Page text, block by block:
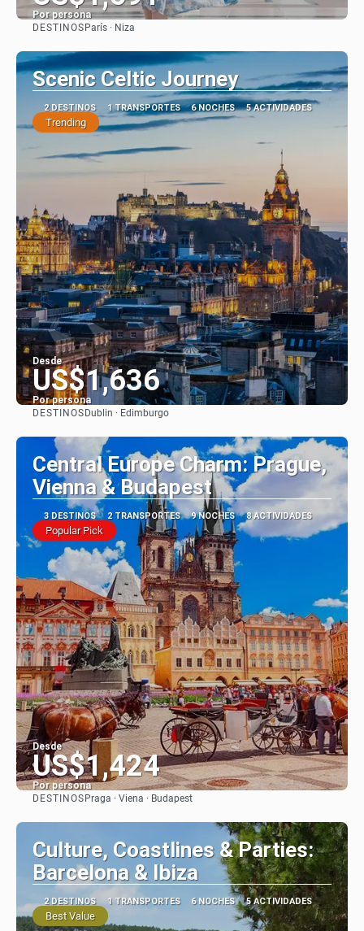
Por persona
DESTINOS París · Niza
Scenic Celtic Journey
2 DESTINOS 1 TRANSPORTES 6 NOCHES 5 ACTIVIDADES
Trending
Desde
US$1,636
Por persona
DESTINOS Dublin · Edimburgo
Central Europe Charm: Prague,
Vienna & Budapest
3 DESTINOS 2 TRANSPORTES 9 NOCHES 8 ACTIVIDADES
Popular Pick
Desde
US$1,424
Por persona
Ver
DESTINOS Praga · Viena · Budapest
Culture, Coastlines & Parties:
Barcelona & Ibiza
2 DESTINOS 1 TRANSPORTES 6 NOCHES 5 ACTIVIDADES
Best Value